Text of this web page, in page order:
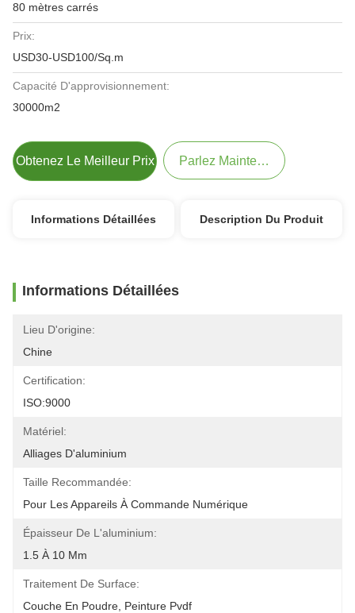
80 mètres carrés
Prix:
USD30-USD100/Sq.m
Capacité D'approvisionnement:
30000m2
Obtenez Le Meilleur Prix Parlez Maintenant.
Informations Détaillées Description Du Produit
Informations Détaillées
Lieu D'origine:
Chine
Certification:
ISO:9000
Matériel:
Alliages D'aluminium
Taille Recommandée:
Pour Les Appareils À Commande Numérique
Épaisseur De L'aluminium:
1.5 À 10 Mm
Traitement De Surface:
Couche En Poudre, Peinture Pvdf